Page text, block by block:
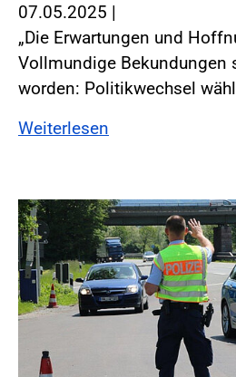
07.05.2025 |
„Die Erwartungen und
Vollmundige Bekundungen
worden: Politikwechsel
Weiterlesen